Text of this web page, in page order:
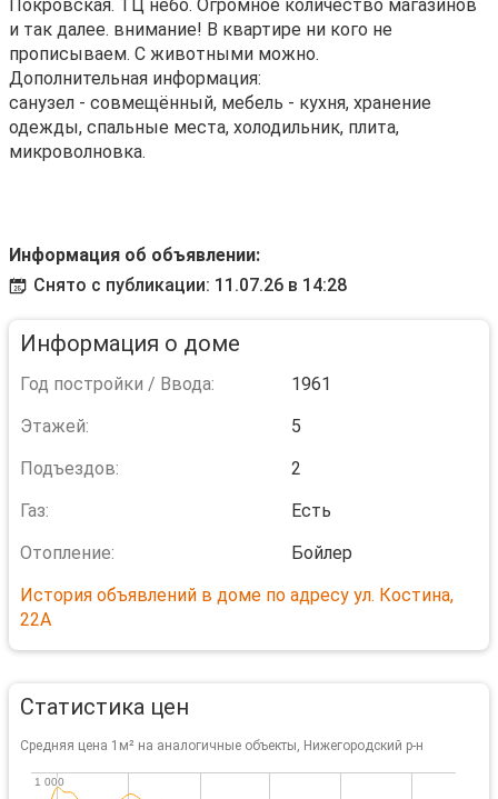
Покровcкая. TЦ небо. Огромное количество магазинов
и так далее. внимание! В квартире ни кого не
прописываем. С животными можно.
Дополнительная информация:
санузел - совмещённый, мебель - кухня, хранение
одежды, спальные места, холодильник, плита,
микроволновка.
Информация об объявлении:
Снято с публикации: 11.07.26 в 14:28
Информация о доме
Год постройки / Ввода:
1961
Этажей:
5
Подъездов:
2
Газ:
Есть
Отопление:
Бойлер
История объявлений в доме по адресу ул. Костина,
22А
Статистика цен
Средняя цена 1м² на аналогичные объекты, Нижегородский р-н
1 000
1 000